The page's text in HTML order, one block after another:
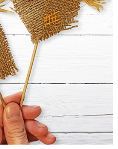
O nás - kdo jsme?
podmínky
Jak získat lepší ceny?